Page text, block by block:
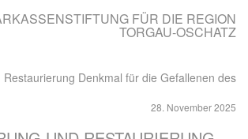
FÜR DIE REGION
TORGAU-OSCHATZ
Denkmal für die Gefallenen des
28. November 2025